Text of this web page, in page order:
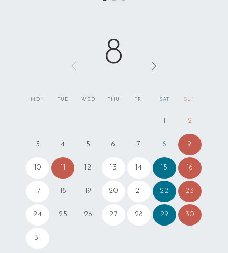
8
MON TUE WED THU FRI SAT SUN
1 2
3 4 5 6 7 8 9
10 11 12 13 14 15 16
17 18 19 20 21 22 23
24 25 26 27 28 29 30
31